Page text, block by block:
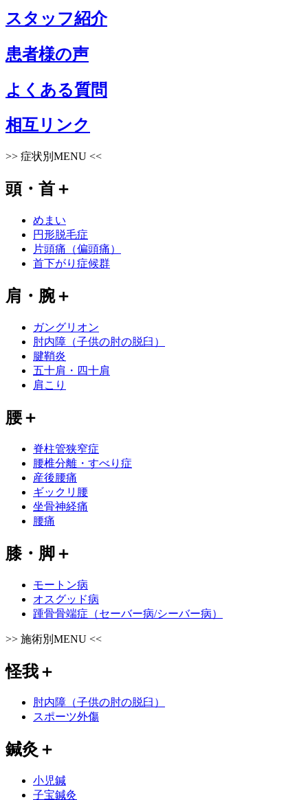
スタッフ紹介
患者様の声
よくある質問
相互リンク
>> 症状別MENU <<
頭・首＋
めまい
円形脱毛症
片頭痛（偏頭痛）
首下がり症候群
肩・腕＋
ガングリオン
肘内障（子供の肘の脱臼）
腱鞘炎
五十肩・四十肩
肩こり
腰＋
脊柱管狭窄症
腰椎分離・すべり症
産後腰痛
ギックリ腰
坐骨神経痛
腰痛
膝・脚＋
モートン病
オスグッド病
踵骨骨端症（セーバー病/シーバー病）
>> 施術別MENU <<
怪我＋
肘内障（子供の肘の脱臼）
スポーツ外傷
鍼灸 ＋
小児鍼
子宝鍼灸